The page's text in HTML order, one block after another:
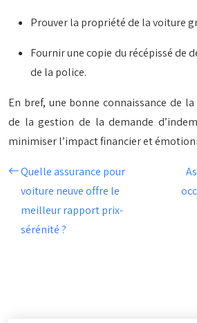
Prouver la propriété de la voiture
Fournir une copie du récépissé de
de la police.
En bref, une bonne connaissance de
de la gestion de la demande
minimiser l’impact financier et
Quelle assurance pour
voiture neuve offre le
meilleur rapport prix-
sérénité ?